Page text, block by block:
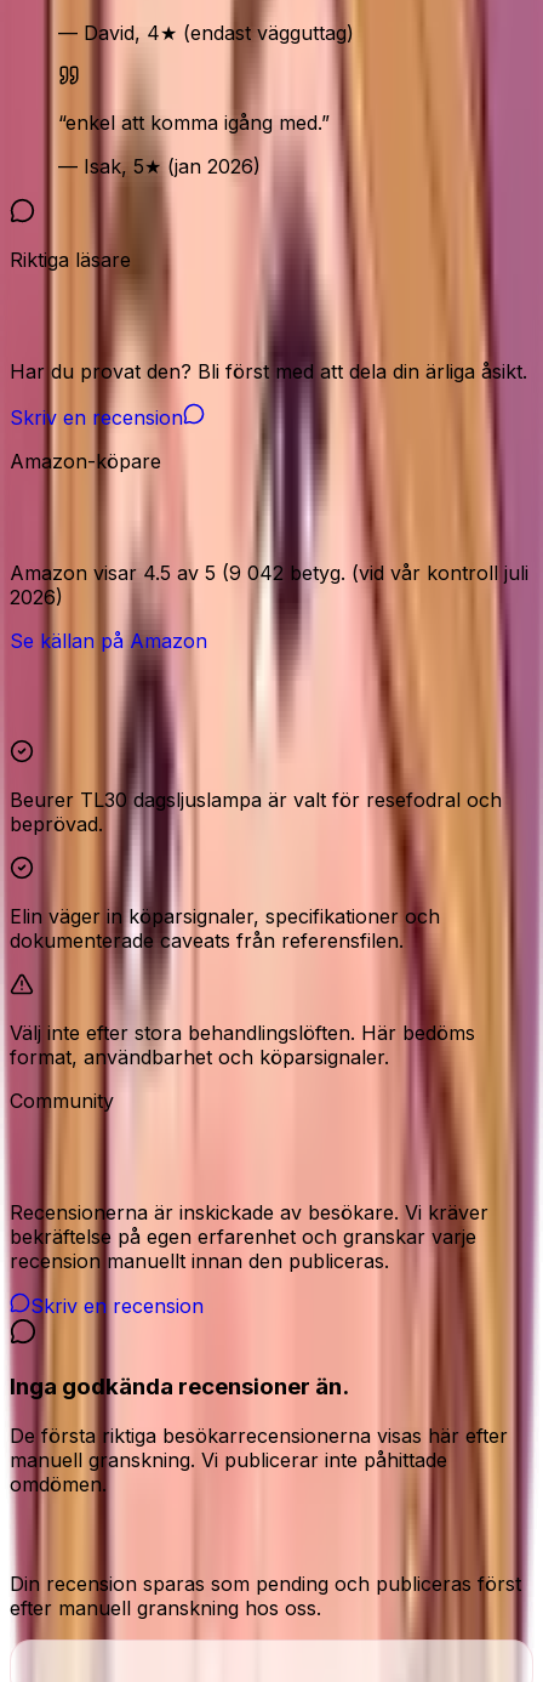
— David, 4★ (endast vägguttag)
“enkel att komma igång med.”
— Isak, 5★ (jan 2026)
Riktiga läsare
Vår community
Har du provat den? Bli först med att dela din ärliga åsikt.
Skriv en recension
Amazon-köpare
Amazon visar 4.5 av 5 (9 042 betyg. (vid vår kontroll juli
2026)
Se källan på Amazon
Höjdpunkter och reservationer
Beurer TL30 dagsljuslampa är valt för resefodral och
beprövad.
Elin väger in köparsignaler, specifikationer och
dokumenterade caveats från referensfilen.
Välj inte efter stora behandlingslöften. Här bedöms
format, användbarhet och köparsignaler.
Community
Recensioner från våra besökare
Recensionerna är inskickade av besökare. Vi kräver
bekräftelse på egen erfarenhet och granskar varje
recension manuellt innan den publiceras.
Skriv en recension
Inga godkända recensioner än.
De första riktiga besökarrecensionerna visas här efter
manuell granskning. Vi publicerar inte påhittade
omdömen.
Din recension sparas som pending och publiceras först
efter manuell granskning hos oss.